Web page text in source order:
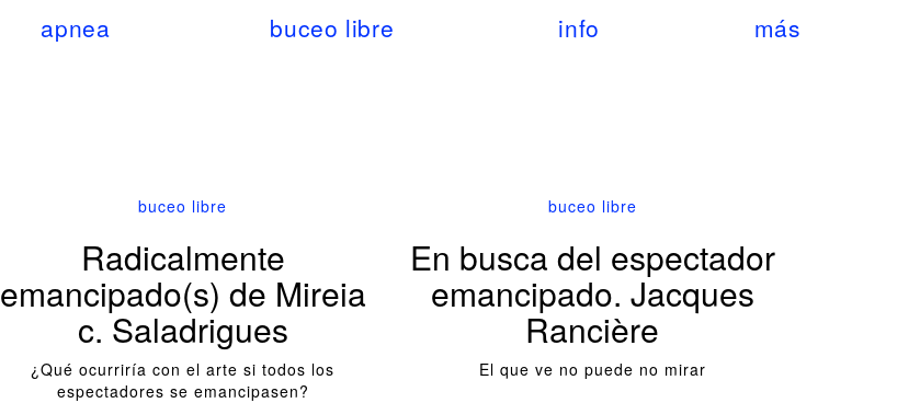
apnea buceo libre info más
buceo libre
Radicalmente
emancipado(s) de Mireia
c. Saladrigues
¿Qué ocurriría con el arte si todos los
espectadores se emancipasen?
buceo libre
En busca del espectador
emancipado. Jacques
Rancière
El que ve no puede no mirar